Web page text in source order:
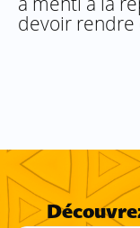
devoir rendre